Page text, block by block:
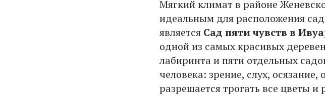
Мягкий климат в районе
идеальным для расположения
является Сад пяти чувств в
одной из самых красивых
лабиринта и пяти отдельных
человека: зрение, слух, осязание,
разрешается трогать все цветы и